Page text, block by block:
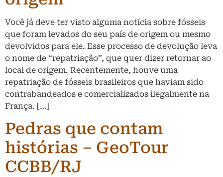
Você já deve ter visto alguma notícia sobre fósseis
que foram levados do seu país de origem ou mesmo
devolvidos para ele. Esse processo de devolução leva
o nome de “repatriação”, que quer dizer retornar ao
local de origem. Recentemente, houve uma
repatriação de fósseis brasileiros que haviam sido
contrabandeados e comercializados ilegalmente na
França. […]
Pedras que contam
histórias – GeoTour
CCBB/RJ